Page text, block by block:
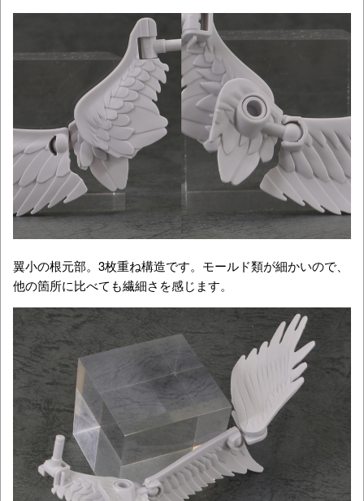
翼小の根元部。3枚重ね構造です。モールド類が細かいので、
他の箇所に比べても繊細さを感じます。